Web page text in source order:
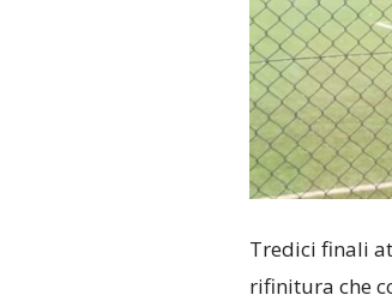
Tredici finali
rifinitura che